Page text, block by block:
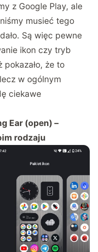
z Google Play, ale
musieć tego
Są więc pewne
ikon czy tryb
że to
w ogólnym
ciekawe
Ear (open) –
rodzaju